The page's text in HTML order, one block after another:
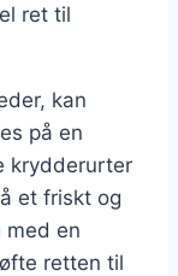
ret til
kan
på en
krydderurter
et friskt og
med en
retten til